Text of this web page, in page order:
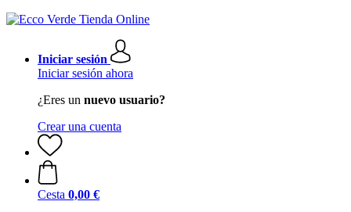
Iniciar sesión
Iniciar sesión ahora
¿Eres un nuevo usuario?
Crear una cuenta
Cesta 0,00 €